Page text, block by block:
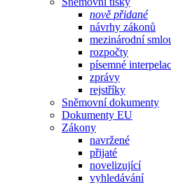
nově přidané
návrhy zákonů
mezinárodní
rozpočty
písemné
zprávy
rejstříky
Sněmovní dokumenty
Dokumenty EU
Zákony
navržené
přijaté
novelizující
vyhledávání